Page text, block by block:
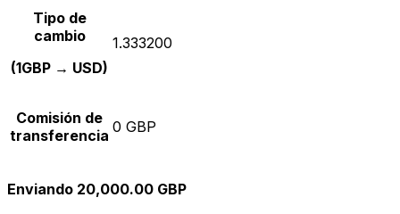
Tipo de
cambio
(1GBP → USD)
1.333200
Comisión de
transferencia 0 GBP
Enviando 20,000.00 GBP